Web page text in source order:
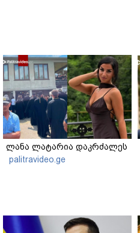
ლანა ლატარია დაკრძალეს
palitravideo.ge